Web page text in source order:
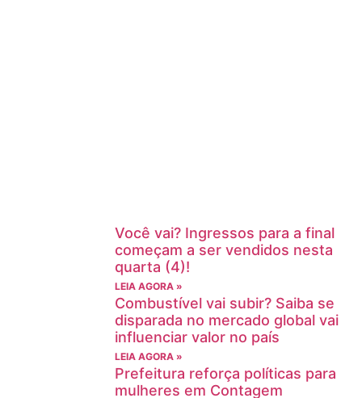
Você vai? Ingressos para a final
começam a ser vendidos nesta
quarta (4)!
LEIA AGORA »
Combustível vai subir? Saiba se
disparada no mercado global vai
influenciar valor no país
LEIA AGORA »
Prefeitura reforça políticas para
mulheres em Contagem